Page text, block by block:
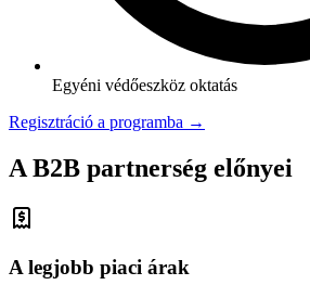
Egyéni védőeszköz oktatás
Regisztráció a programba →
A B2B partnerség előnyei
A legjobb piaci árak